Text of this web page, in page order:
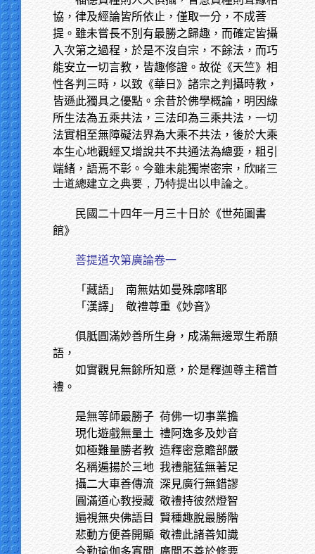
協，律及經論皆所依止，僅取一分，不成菩
提。雖未嘗長不別有最勝之歸趣，而確定皆攝
入次第之過程，於是不沒自宗，不餘法，而巧
能安立一切言教，皆趣修證。故從《天竺》相
性各判三時，以致《華日》諸宗之判攝時教，
皆遜此獨具之優點。余昔於佛學概論，明因緣
所生法為五乘共法，三法印為三乘共法，一切
法實相至無障礙法界為大乘不共法，後於大乘
本生心地觀經又增說共不共通法為總要，粗引
端緒，語焉不彰。今雖未能獨崇密宗，欣睹三
士道總建立之典要，乃特提出以申論之。
民國二十四年一月三十日於《世苑圖書
館》
菩提道次第廣論卷一
「藏語」
南無姑如曼殊廓喀耶
「漢譯」
敬禮尊重《妙音》
俱胝圓滿妙善所生身，成滿無邊眾生希願
語，
如實觀見無餘所知意，於是釋迦尊主稽首
禮。
是無等師最勝子 荷佛一切事業擔
現化遊戲無量土 禮阿逸多及妙音
如極難量勝者教 造釋密意贍部嚴
名稱遍揚於三地 我禮龍猛無著足
攝二大車善傳流 深見廣行無錯謬
圓滿道心教授藏 敬禮持彼然燈智
遍視無央佛語目
賢種趣脫最勝階
悲動方便善開顯 敬禮此諸善知識
今勤瑜伽多寡聞
廣聞不善於修要